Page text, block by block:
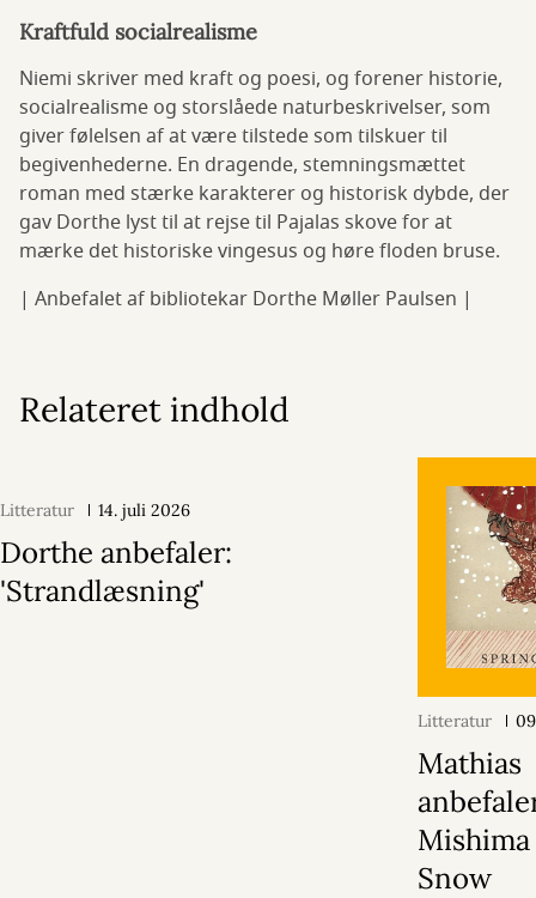
Kraftfuld socialrealisme
Niemi skriver med kraft og poesi, og forener historie,
socialrealisme og storslåede naturbeskrivelser, som
giver følelsen af at være tilstede som tilskuer til
begivenhederne. En dragende, stemningsmættet
roman med stærke karakterer og historisk dybde, der
gav Dorthe lyst til at rejse til Pajalas skove for at
mærke det historiske vingesus og høre floden bruse.
| Anbefalet af bibliotekar Dorthe Møller Paulsen |
Relateret indhold
Litteratur 14. juli 2026
Dorthe anbefaler:
'Strandlæsning'
Litteratur
Mathias
Snow